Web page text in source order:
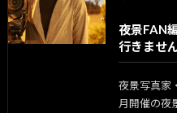
夜景FAN
行きませ
夜景写真家
月開催の夜